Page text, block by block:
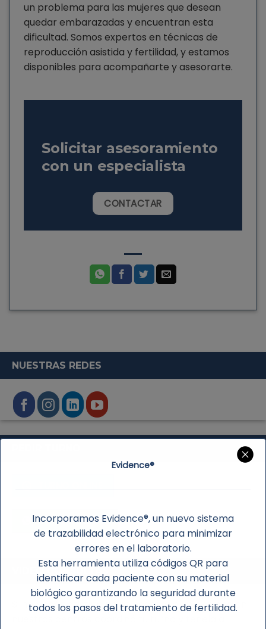
un problema para las mujeres que desean
quedar embarazadas y encuentran esta
dificultad. Somos expertos en técnicas de
reproducción asistida y fertilidad, y estamos
disponibles para acompañarte y asesorarte.
Solicitar asesoramiento
con un especialista
CONTACTAR
NUESTRAS REDES
VÍA WHATSAPP
Si no podés asistir o no es necesario un examen en
Evidence®
Incorporamos Evidence®, un nuevo sistema
de trazabilidad electrónico para minimizar
errores en el laboratorio.
Esta herramienta utiliza códigos QR para
identificar cada paciente con su material
biológico garantizando la seguridad durante
todos los pasos del tratamiento de fertilidad.